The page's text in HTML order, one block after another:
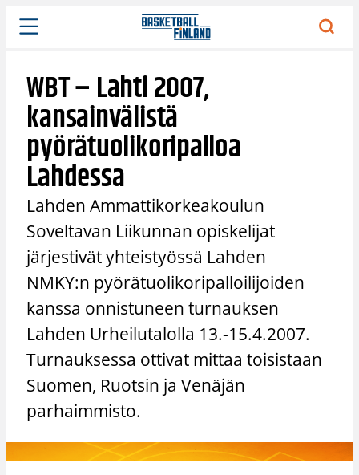
Siirry
sisältöön
WBT – Lahti 2007,
kansainvälistä
pyörätuolikoripalloa
Lahdessa
Lahden Ammattikorkeakoulun
Soveltavan Liikunnan opiskelijat
järjestivät yhteistyössä Lahden
NMKY:n pyörätuolikoripalloilijoiden
kanssa onnistuneen turnauksen
Lahden Urheilutalolla 13.-15.4.2007.
Turnauksessa ottivat mittaa toisistaan
Suomen, Ruotsin ja Venäjän
parhaimmisto.